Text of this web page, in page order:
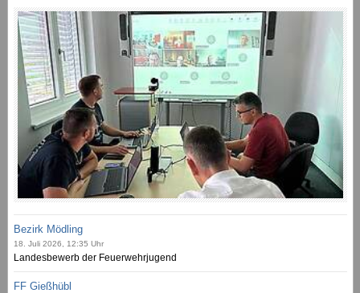
Bezirk Mödling
18. Juli 2026, 12:35 Uhr
Landesbewerb der Feuerwehrjugend
FF Gießhübl